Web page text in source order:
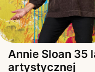
Annie Sloan 35
artystycznej